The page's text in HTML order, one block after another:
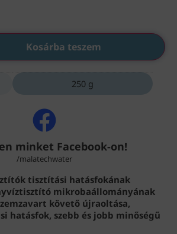
Kosárba teszem
250 g
minket Facebook-on!
/malatechwater
tisztítási hatásfokának
mikrobaállományának
követő újraoltása,
hatásfok, szebb és jobb minőségű